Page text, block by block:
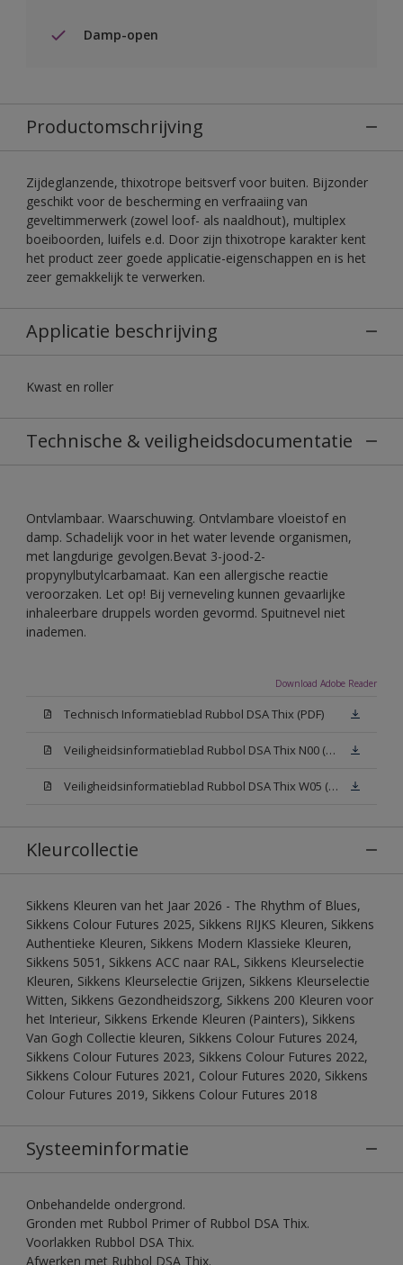
Damp-open
Productomschrijving
Zijdeglanzende, thixotrope beitsverf voor buiten. Bijzonder
geschikt voor de bescherming en verfraaiing van
geveltimmerwerk (zowel loof- als naaldhout), multiplex
boeiboorden, luifels e.d. Door zijn thixotrope karakter kent
het product zeer goede applicatie-eigenschappen en is het
zeer gemakkelijk te verwerken.
Applicatie beschrijving
Kwast en roller
Technische & veiligheidsdocumentatie
Ontvlambaar. Waarschuwing. Ontvlambare vloeistof en
damp. Schadelijk voor in het water levende organismen,
met langdurige gevolgen.Bevat 3-jood-2-
propynylbutylcarbamaat. Kan een allergische reactie
veroorzaken. Let op! Bij verneveling kunnen gevaarlijke
inhaleerbare druppels worden gevormd. Spuitnevel niet
inademen.
Download Adobe Reader
Technisch Informatieblad Rubbol DSA Thix (PDF)
Veiligheidsinformatieblad Rubbol DSA Thix N00 (MSDS)
Veiligheidsinformatieblad Rubbol DSA Thix W05 (MSDS)
Kleurcollectie
Sikkens Kleuren van het Jaar 2026 - The Rhythm of Blues,
Sikkens Colour Futures 2025, Sikkens RIJKS Kleuren, Sikkens
Authentieke Kleuren, Sikkens Modern Klassieke Kleuren,
Sikkens 5051, Sikkens ACC naar RAL, Sikkens Kleurselectie
Kleuren, Sikkens Kleurselectie Grijzen, Sikkens Kleurselectie
Witten, Sikkens Gezondheidszorg, Sikkens 200 Kleuren voor
het Interieur, Sikkens Erkende Kleuren (Painters), Sikkens
Van Gogh Collectie kleuren, Sikkens Colour Futures 2024,
Sikkens Colour Futures 2023, Sikkens Colour Futures 2022,
Sikkens Colour Futures 2021, Colour Futures 2020, Sikkens
Colour Futures 2019, Sikkens Colour Futures 2018
Systeeminformatie
Onbehandelde ondergrond.
Gronden met Rubbol Primer of Rubbol DSA Thix.
Voorlakken Rubbol DSA Thix.
Afwerken met Rubbol DSA Thix.